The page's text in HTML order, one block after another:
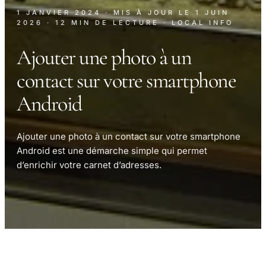
1 JANVIER 2024 · MIS À JOUR LE 1 JUIN
2026
· 12 MIN DE LECTURE · LOCAL INFO
Ajouter une photo à un
contact sur votre smartphone
Android
Ajouter une photo à un contact sur votre smartphone
Android est une démarche simple qui permet
d’enrichir votre carnet d’adresses.